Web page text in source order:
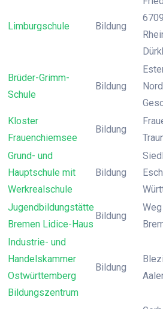
Limburgschule Bildung
Brüder-Grimm-
Schule
Bildung
Kloster
Frauenchiemsee
Bildung
Grund- und
Hauptschule mit
Werkrealschule
Bildung
Jugendbildungstätte
Bremen Lidice-Haus
Bildung
Industrie- und
Handelskammer
Ostwürttemberg
Bildungszentrum
Bildung